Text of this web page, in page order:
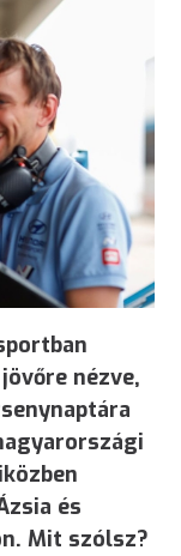
nézve,
és
Mit szólsz?